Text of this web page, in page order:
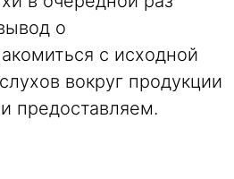
о
с исходной
вокруг продукции
предоставляем.